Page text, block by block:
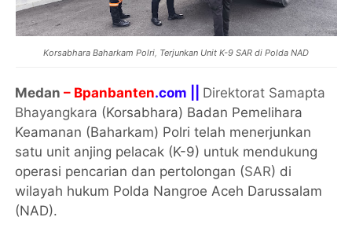
Korsabhara Baharkam Polri Terjunkan Unit K-9 SAR di Polda NAD
Medan – Bpanbanten.com || Direktorat Samapta
Bhayangkara (Korsabhara) Badan Pemelihara
Keamanan (Baharkam) Polri telah menerjunkan
satu unit anjing pelacak (K-9) untuk mendukung
operasi pencarian dan pertolongan (SAR) di
wilayah hukum Polda Nangroe Aceh Darussalam
(NAD).